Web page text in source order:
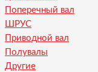
Поперечный вал
ШРУС
Приводной вал
Полувалы
Другие